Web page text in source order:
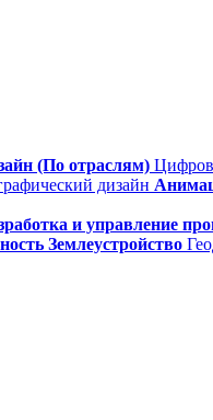
(По отраслям)
дизайн
и управление
Землеустройство